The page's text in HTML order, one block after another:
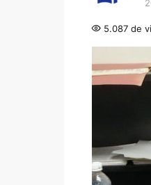
5.087 de